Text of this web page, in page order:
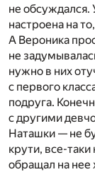
не обсуждался.
настроена на
А Вероника
не
нужно в них
с первого
подруга.
с другими
Наташки — не
крути, все-
обращал на нее